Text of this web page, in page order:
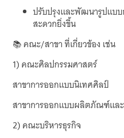
ปรับปรุงและพัฒนารูปแบบ
สะดวกยิ่งขึ้น
📚 คณะ/สาขา ที่เกี่ยวข้อง เช่น
1) คณะศิลปกรรมศาสตร์
สาขาการออกแบบนิเทศศิลป์
สาขาการออกแบบผลิตภัณฑ์แล
2) คณะบริหารธุรกิจ